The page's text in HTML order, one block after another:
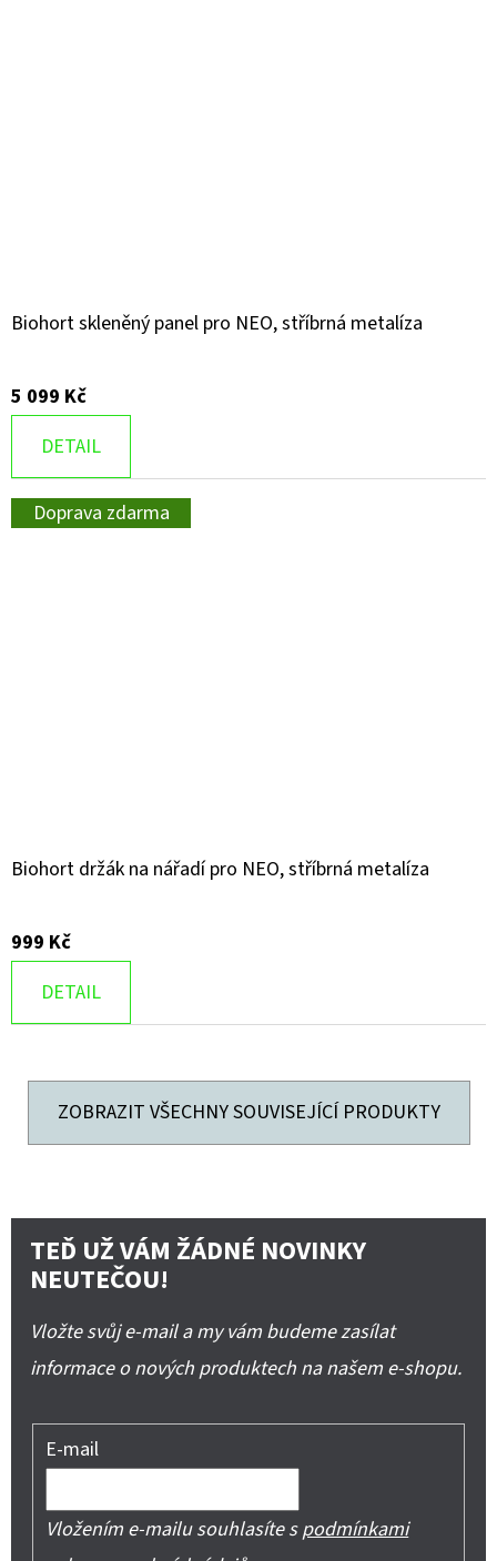
Biohort skleněný panel pro NEO, stříbrná metalíza
5 099 Kč
DETAIL
Doprava zdarma
Biohort držák na nářadí pro NEO, stříbrná metalíza
999 Kč
DETAIL
ZOBRAZIT VŠECHNY SOUVISEJÍCÍ PRODUKTY
TEĎ UŽ VÁM ŽÁDNÉ NOVINKY
NEUTEČOU!
Vložte svůj e-mail a my vám budeme zasílat
informace o nových produktech na našem e-shopu.
E-mail
Vložením e-mailu souhlasíte spodmínkami